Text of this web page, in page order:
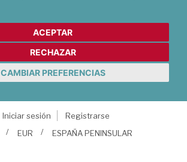
ACEPTAR
RECHAZAR
CAMBIAR PREFERENCIAS
Iniciar sesión
Registrarse
EUR ESPAÑA PENINSULAR